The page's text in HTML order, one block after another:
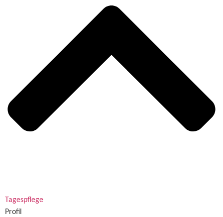
Tagespflege
Profil